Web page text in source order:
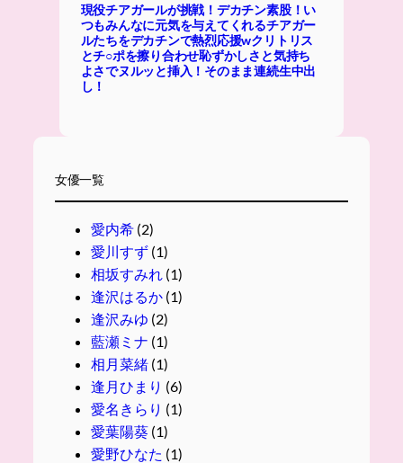
現役チアガールが挑戦！デカチン素股！い
つもみんなに元気を与えてくれるチアガー
ルたちをデカチンで熱烈応援wクリトリス
とチ○ポを擦り合わせ恥ずかしさと気持ち
よさでヌルッと挿入！そのまま連続生中出
し！
女優一覧
愛内希(2)
愛川すず(1)
相坂すみれ (1)
逢沢はるか(1)
逢沢みゆ (2)
藍瀬ミナ (1)
相月菜緒(1)
逢月ひまり (6)
愛名きらり (1)
愛葉陽葵(1)
愛野ひなた (1)